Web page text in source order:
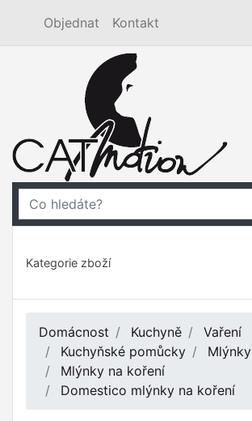
Objednat Kontakt
Kategorie zboží
Domácnost Kuchyně
Vaření
Kuchyňské pomůcky
Mlýnky
Mlýnky na koření
Domestico mlýnky na koření